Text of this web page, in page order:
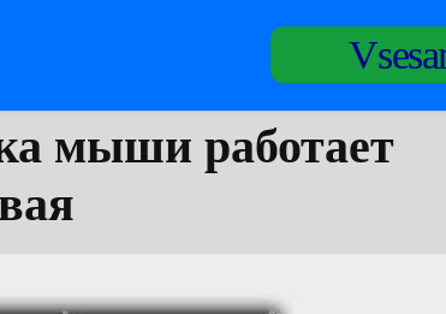
мыши работает